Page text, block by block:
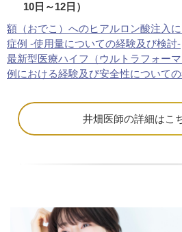
高濃度ビタミンC点滴
り
す。
ダウ
10日～12日）
額（おでこ）へのヒアルロン酸注入
症例 -使用量についての経験及び検討-
最新型医療ハイフ（ウルトラフォー
例における経験及び安全性について
井畑医師の詳細はこ